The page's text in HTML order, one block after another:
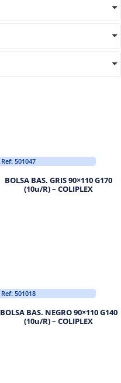
Ref: 501047
BOLSA BAS. GRIS 90×110 G170
(10u/R) – COLIPLEX
Ref: 501018
BOLSA BAS. NEGRO 90×110 G140
(10u/R) – COLIPLEX